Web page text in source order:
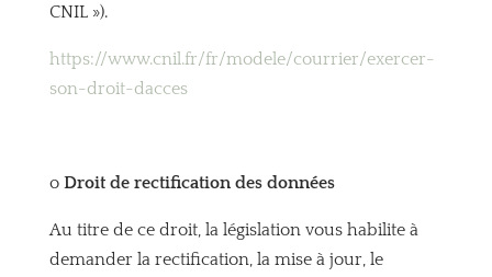
CNIL »).
https://www.cnil.fr/fr/modele/courrier/exercer-
son-droit-dacces
o Droit de rectification des données
Au titre de ce droit, la législation vous habilite à
demander la rectification, la mise à jour, le